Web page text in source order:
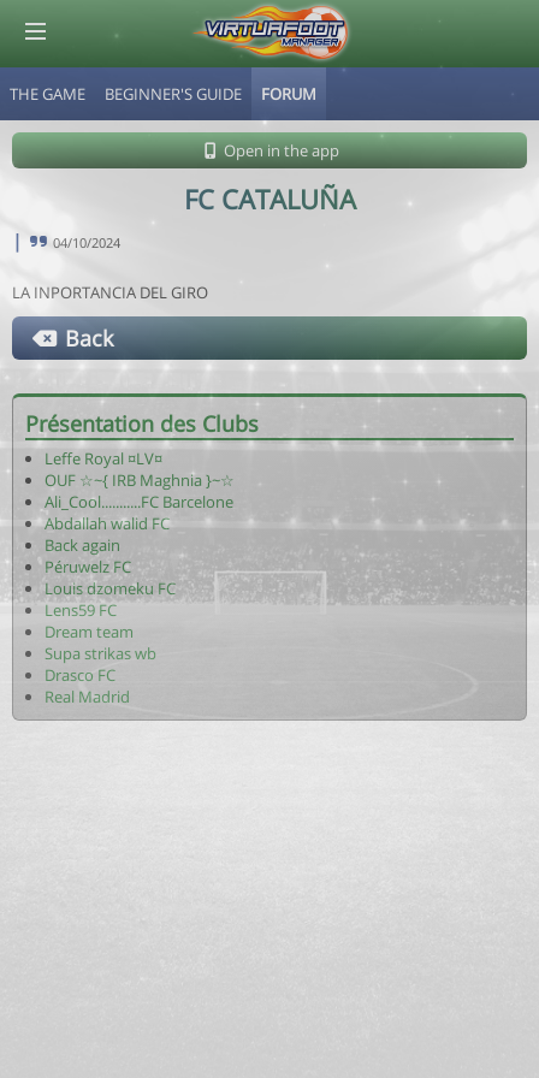
THE GAME BEGINNER'S GUIDE FORUM
Open in the app
FC CATALUÑA
| 04/10/2024
LA INPORTANCIA DEL GIRO
Back
Présentation des Clubs
Leffe Royal ¤LV¤
OUF ☆~{ IRB Maghnia }~☆
Ali_Cool...........FC Barcelone
Abdallah walid FC
Back again
Péruwelz FC
Louis dzomeku FC
Lens59 FC
Dream team
Supa strikas wb
Drasco FC
Real Madrid
© Virtuafoot Manager by Aymeric Le Corre 202608062313